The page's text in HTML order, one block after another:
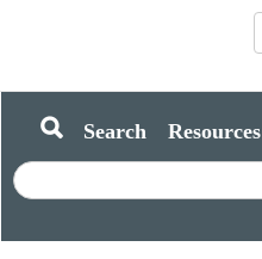
Search Resources